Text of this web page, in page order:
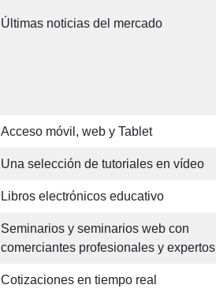
Últimas noticias del mercado
Acceso móvil, web y Tablet
Una selección de tutoriales en vídeo
Libros electrónicos educativo
Seminarios y seminarios web con
comerciantes profesionales y expertos
Cotizaciones en tiempo real